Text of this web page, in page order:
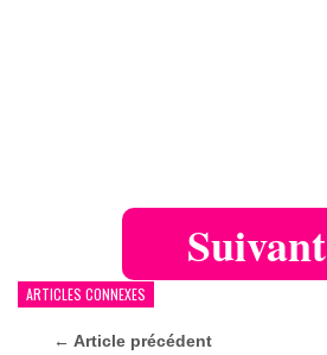
Suivant
ARTICLES CONNEXES
← Article précédent